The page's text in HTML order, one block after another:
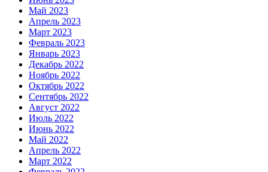
Май 2023
Апрель 2023
Март 2023
Февраль 2023
Январь 2023
Декабрь 2022
Ноябрь 2022
Октябрь 2022
Сентябрь 2022
Август 2022
Июль 2022
Июнь 2022
Май 2022
Апрель 2022
Март 2022